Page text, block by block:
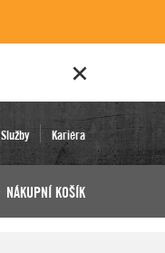
Služby Kariéra
NÁKUPNÍ KOŠÍK